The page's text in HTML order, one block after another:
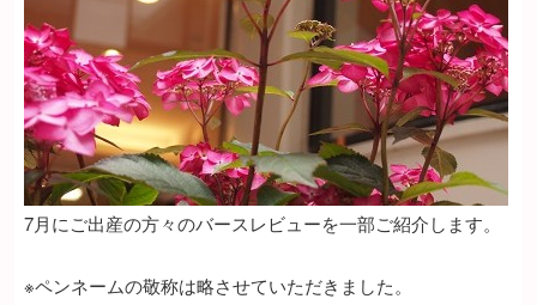
7月にご出産の方々のバースレビューを一部ご紹介します。
※ペンネームの敬称は略させていただきました。